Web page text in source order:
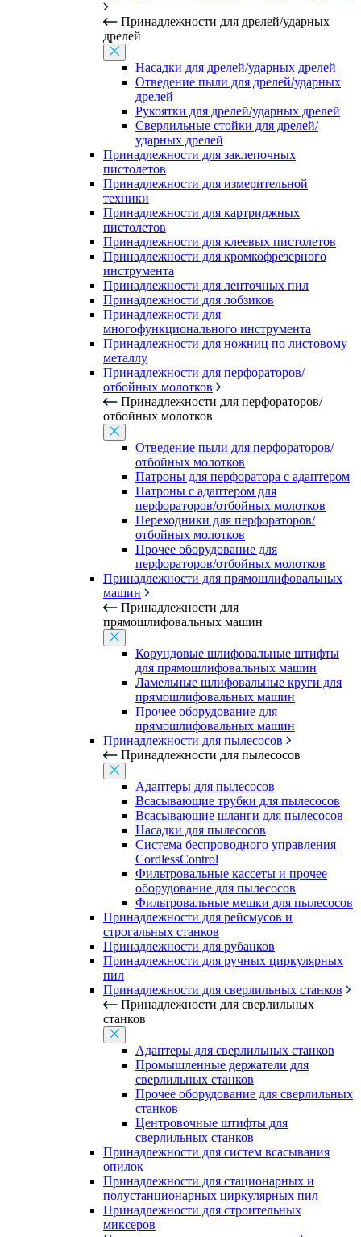
Принадлежности для дрелей/ударных
дрелей
Насадки для дрелей/ударных дрелей
Отведение пыли для дрелей/ударных
дрелей
Рукоятки для дрелей/ударных дрелей
Сверлильные стойки для дрелей/
ударных дрелей
Принадлежности для заклепочных
пистолетов
Принадлежности для измерительной
техники
Принадлежности для картриджных
пистолетов
Принадлежности для клеевых пистолетов
Принадлежности для кромкофрезерного
инструмента
Принадлежности для ленточных пил
Принадлежности для лобзиков
Принадлежности для
многофункционального инструмента
Принадлежности для ножниц по листовому
металлу
Принадлежности для перфораторов/
отбойных молотков
Принадлежности для перфораторов/
отбойных молотков
Отведение пыли для перфораторов/
отбойных молотков
Патроны для перфоратора с адаптером
Патроны с адаптером для
перфораторов/отбойных молотков
Переходники для перфораторов/
отбойных молотков
Прочее оборудование для
перфораторов/отбойных молотков
Принадлежности для прямошлифовальных
машин
Принадлежности для
прямошлифовальных машин
Корундовые шлифовальные штифты
для прямошлифовальных машин
Ламельные шлифовальные круги для
прямошлифовальных машин
Прочее оборудование для
прямошлифовальных машин
Принадлежности для пылесосов
Принадлежности для пылесосов
Адаптеры для пылесосов
Всасывающие трубки для пылесосов
Всасывающие шланги для пылесосов
Насадки для пылесосов
Система беспроводного управления
CordlessControl
Фильтровальные кассеты и прочее
оборудование для пылесосов
Фильтровальные мешки для пылесосов
Принадлежности для рейсмусов и
строгальных станков
Принадлежности для рубанков
Принадлежности для ручных циркулярных
пил
Принадлежности для сверлильных станков
Принадлежности для сверлильных
станков
Адаптеры для сверлильных станков
Промышленные держатели для
сверлильных станков
Прочее оборудование для сверлильных
станков
Центровочные штифты для
сверлильных станков
Принадлежности для систем всасывания
опилок
Принадлежности для стационарных и
полустанционарных циркулярных пил
Принадлежности для строительных
миксеров